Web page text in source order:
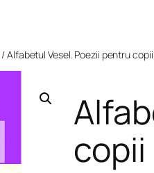
/ Alfabetul Vesel. Poezii pentru copii
copii